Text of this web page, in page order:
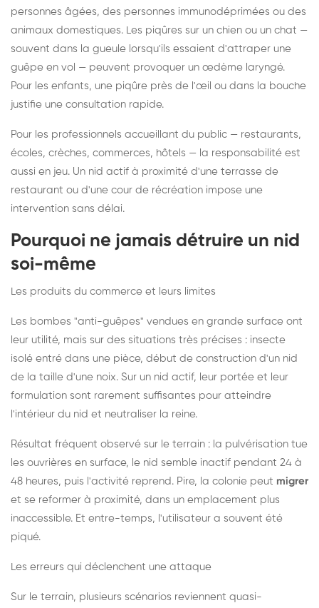
personnes âgées, des personnes immunodéprimées ou des
animaux domestiques. Les piqûres sur un chien ou un chat —
souvent dans la gueule lorsqu'ils essaient d'attraper une
guêpe en vol — peuvent provoquer un œdème laryngé.
Pour les enfants, une piqûre près de l'œil ou dans la bouche
justifie une consultation rapide.
Pour les professionnels accueillant du public — restaurants,
écoles, crèches, commerces, hôtels — la responsabilité est
aussi en jeu. Un nid actif à proximité d'une terrasse de
restaurant ou d'une cour de récréation impose une
intervention sans délai.
Pourquoi ne jamais détruire un nid
soi-même
Les produits du commerce et leurs limites
Les bombes "anti-guêpes" vendues en grande surface ont
leur utilité, mais sur des situations très précises : insecte
isolé entré dans une pièce, début de construction d'un nid
de la taille d'une noix. Sur un nid actif, leur portée et leur
formulation sont rarement suffisantes pour atteindre
l'intérieur du nid et neutraliser la reine.
Résultat fréquent observé sur le terrain : la pulvérisation tue
les ouvrières en surface, le nid semble inactif pendant 24 à
48 heures, puis l'activité reprend. Pire, la colonie peut migrer
et se reformer à proximité, dans un emplacement plus
inaccessible. Et entre-temps, l'utilisateur a souvent été
piqué.
Les erreurs qui déclenchent une attaque
Sur le terrain, plusieurs scénarios reviennent quasi-